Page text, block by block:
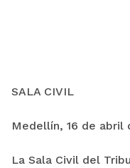
SALA CIVIL
Medellín, 16 de abril
La Sala Civil del